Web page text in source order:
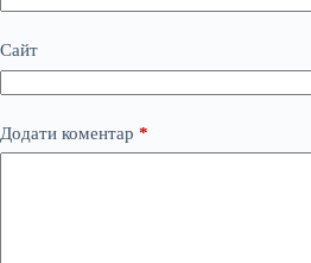
Сайт
Додати коментар *